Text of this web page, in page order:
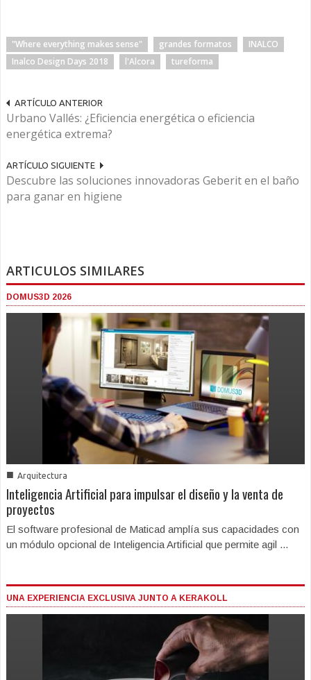
"Where everything makes sense" grandes formatos
INALCO
Inalco Design Days 2018
l'Alcora tureforma
ARTÍCULO ANTERIOR
Urbano Vallés: ¿Eficiencia energética o eficiencia
energética extrema?
ARTÍCULO SIGUIENTE
Descubre las soluciones innovadoras Geberit en el baño
para ganar en higiene
ARTICULOS SIMILARES
DOMUS3D 2026
■ Arquitectura
Inteligencia Artificial para impulsar el diseño y la venta de
proyectos
El software profesional de Maticad amplía sus capacidades con
un módulo opcional de Inteligencia Artificial que permite agil ...
UNA EXPERIENCIA EXCLUSIVA JUNTO A KERAKOLL